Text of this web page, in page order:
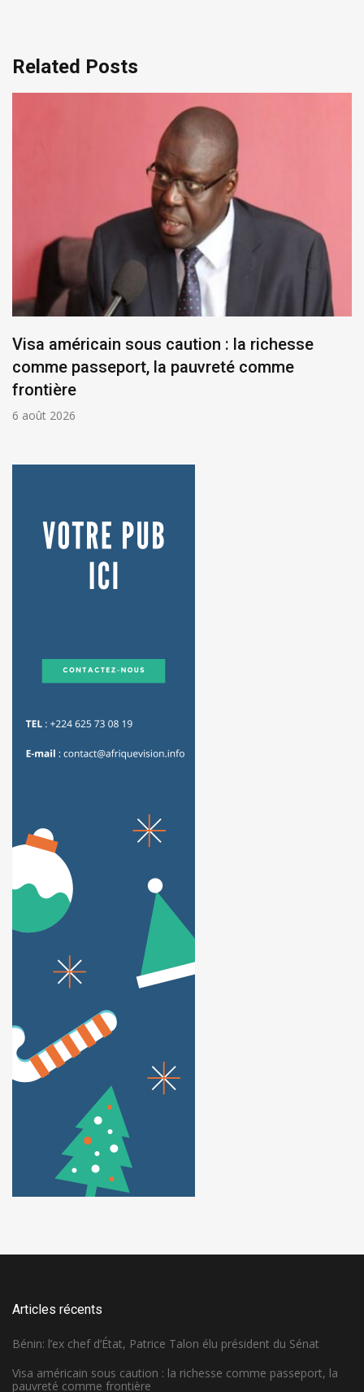
Related Posts
Visa américain sous caution : la richesse
comme passeport, la pauvreté comme
frontière
6 août 2026
Articles récents
Bénin: l’ex chef d’État, Patrice Talon élu président du Sénat
Visa américain sous caution : la richesse comme passeport, la
pauvreté comme frontière